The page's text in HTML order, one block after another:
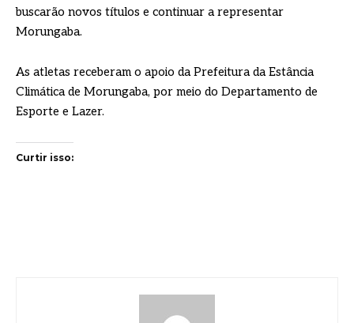
buscarão novos títulos e continuar a representar
Morungaba.
As atletas receberam o apoio da Prefeitura da Estância
Climática de Morungaba, por meio do Departamento de
Esporte e Lazer.
Curtir isso: